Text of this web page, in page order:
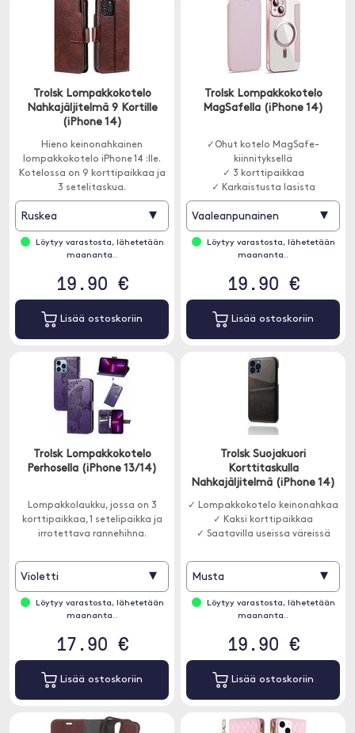
Trolsk Lompakkokotelo
Nahkajäljitelmä 9 Kortille
(iPhone 14)
Hieno keinonahkainen
lompakkokotelo iPhone 14 :lle.
Kotelossa on 9 korttipaikkaa ja
3 setelitaskua.
Ruskea ▾
Löytyy varastosta, lähetetään
maananta..
19.90 €
Lisää ostoskoriin
Trolsk Lompakkokotelo
MagSafella (iPhone 14)
✓Ohut kotelo MagSafe-
kiinnityksellä
✓ 3 korttipaikkaa
✓ Karkaistusta lasista
valmistettu kameran suojaus
Vaaleanpunainen ▾
Löytyy varastosta, lähetetään
maananta..
19.90 €
Lisää ostoskoriin
Trolsk Lompakkokotelo
Perhosella (iPhone 13/14)
Lompakkolaukku, jossa on 3
korttipaikkaa, 1 setelipaikka ja
irrotettava rannehihna.
Violetti ▾
Löytyy varastosta, lähetetään
maananta..
17.90 €
Lisää ostoskoriin
Trolsk Suojakuori
Korttitaskulla
Nahkajäljitelmä (iPhone 14)
✓ Lompakkokotelo keinonahkaa
✓ Kaksi korttipaikkaa
✓ Saatavilla useissa väreissä
Musta ▾
Löytyy varastosta, lähetetään
maananta..
19.90 €
Lisää ostoskoriin